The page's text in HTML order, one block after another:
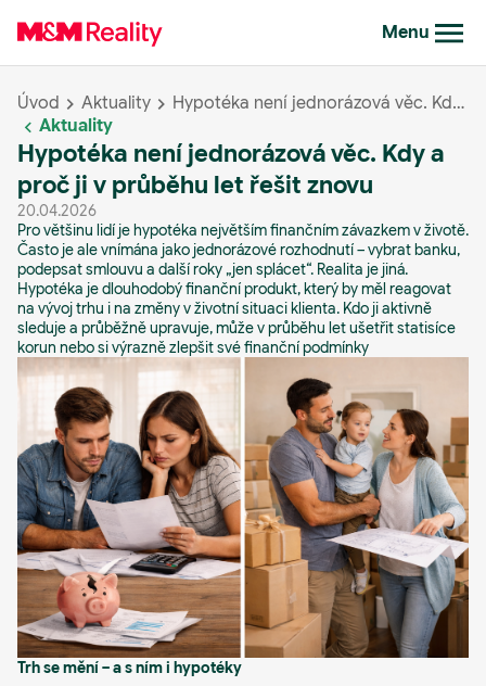
Menu
Úvod Aktuality
Hypotéka není jednorázová věc. Kdy a proč ji v průběhu let řešit znovu
Aktuality
Hypotéka není jednorázová věc. Kdy a
proč ji v průběhu let řešit znovu
20.04.2026
Pro většinu lidí je hypotéka největším finančním závazkem v životě.
Často je ale vnímána jako jednorázové rozhodnutí – vybrat banku,
podepsat smlouvu a další roky „jen splácet“. Realita je jiná.
Hypotéka je dlouhodobý finanční produkt, který by měl reagovat
na vývoj trhu i na změny v životní situaci klienta. Kdo ji aktivně
sleduje a průběžně upravuje, může v průběhu let ušetřit statisíce
korun nebo si výrazně zlepšit své finanční podmínky
Trh se mění – a s ním i hypotéky